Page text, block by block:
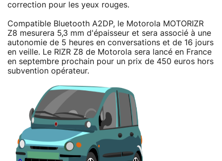
correction pour les yeux rouges.
Compatible Bluetooth A2DP, le Motorola MOTORIZR
Z8 mesurera 5,3 mm d'épaisseur et sera associé à une
autonomie de 5 heures en conversations et de 16 jours
en veille. Le RIZR Z8 de Motorola sera lancé en France
en septembre prochain pour un prix de 450 euros hors
subvention opérateur.